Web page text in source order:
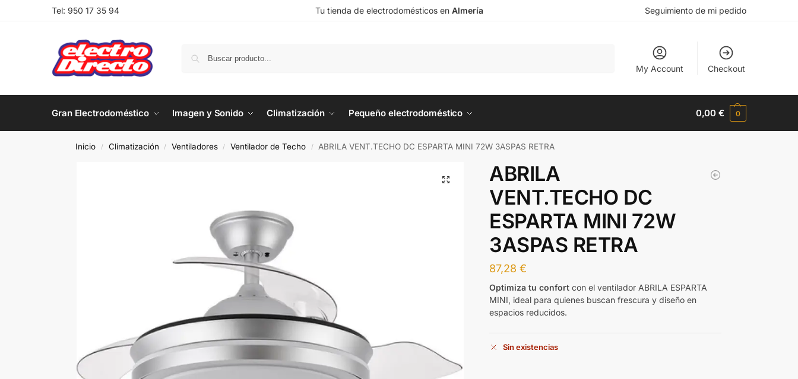
Tel: 950 17 35 94 Tu tienda de electrodomésticos en Almería Seguimiento de mi pedido
My Account Checkout
Gran Electrodoméstico Imagen y Sonido Climatización Pequeño electrodoméstico 0,00€ 0
Inicio / Climatización / Ventiladores / Ventilador de Techo / ABRILA VENT.TECHO DC ESPARTA MINI 72W 3ASPAS RETRA
ABRILA
VENT.TECHO DC
ESPARTA MINI 72W
3ASPAS RETRA
87,28€
Optimiza tu confort con el ventilador ABRILA ESPARTA
MINI, ideal para quienes buscan frescura y diseño en
espacios reducidos.
Sin existencias